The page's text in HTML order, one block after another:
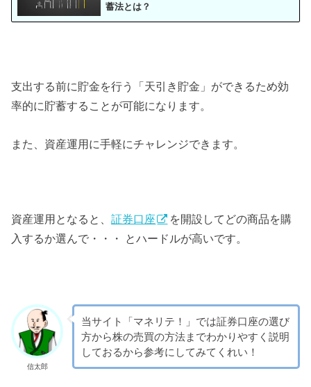
蓄法とは？
支出する前に貯金を行う「天引き貯金」ができるため効
率的に貯蓄することが可能になります。
また、資産運用に手軽にチャレンジできます。
資産運用となると、証券口座
を開設してどの商品を購
入するか選んで・・・ とハードルが高いです。
信太郎
当サイト「マネリテ！」では証券口座の選び
方から株の売買の方法までわかりやすく説明
しておるから参考にしてみてくれい！